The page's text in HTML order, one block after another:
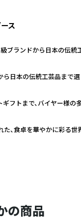
ス
ランドから日本の伝統
日本の伝統工芸品まで選
フトまで、バイヤー様の
、食卓を華やかに彩る
の商品